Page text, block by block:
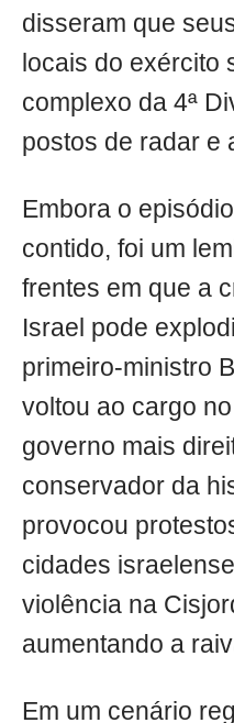
disseram que
locais do exército
complexo da 4ª
postos de radar e
Embora o
contido, foi um
frentes em que a
Israel pode
primeiro-ministro
voltou ao cargo
governo mais
conservador da
provocou
cidades
violência na
aumentando a
Em um cenário